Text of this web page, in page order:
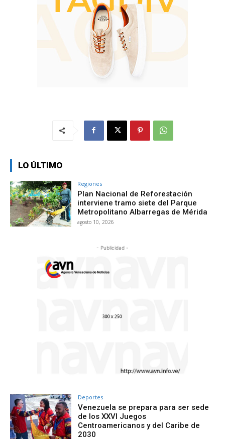
LO ÚLTIMO
Regiones
Plan Nacional de Reforestación
interviene tramo siete del Parque
Metropolitano Albarregas de Mérida
agosto 10, 2026
- Publicidad -
Deportes
Venezuela se prepara para ser sede
de los XXVI Juegos
Centroamericanos y del Caribe de
2030